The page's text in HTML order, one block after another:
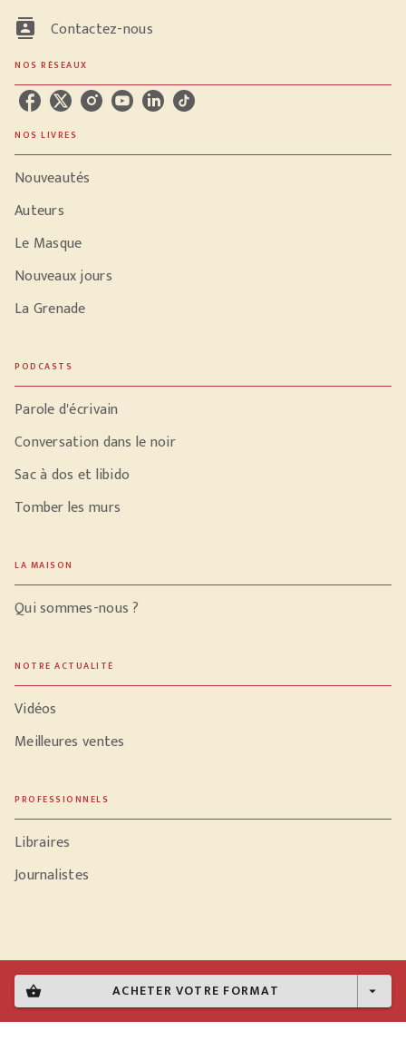
shopping_basket ACHETER VOTRE FORMAT arrow_drop_down
contacts Contactez-nous
NOS RÉSEAUX
NOS LIVRES
Nouveautés
Auteurs
Le Masque
Nouveaux jours
La Grenade
PODCASTS
Parole d'écrivain
Conversation dans le noir
Sac à dos et libido
Tomber les murs
LA MAISON
Qui sommes-nous ?
NOTRE ACTUALITÉ
Vidéos
Meilleures ventes
PROFESSIONNELS
Libraires
Journalistes
Données personnelles
Paramétrer vos cookies
Mentions légales